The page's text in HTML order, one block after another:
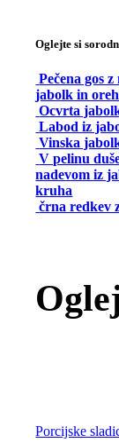
Oglejte si
Pečena gos
jabolk in
Ocvrta
Labod iz
Vinska
V pelinu
nadevom iz
kruha
črna redkev
Porcijske